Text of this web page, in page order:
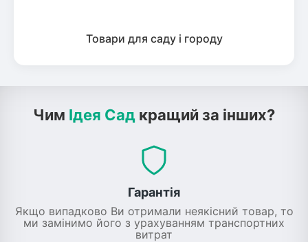
Товари для саду і городу
Чим Ідея Сад кращий за інших?
Гарантія
Якщо випадково Ви отримали неякісний товар, то
ми замінимо його з урахуванням транспортних
витрат